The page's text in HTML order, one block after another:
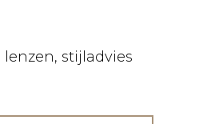
stijladvies